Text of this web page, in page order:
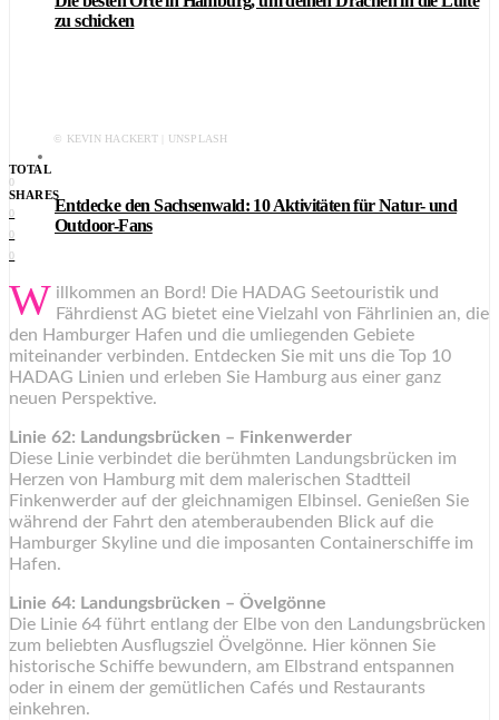
zu schicken
Entdecke den Sachsenwald: 10 Aktivitäten für Natur- und
Outdoor-Fans
© KEVIN HACKERT | UNSPLASH
TOTAL
0
SHARES
0
0
0
W illkommen an Bord! Die HADAG Seetouristik und
Fährdienst AG bietet eine Vielzahl von Fährlinien an, die
den Hamburger Hafen und die umliegenden Gebiete
miteinander verbinden. Entdecken Sie mit uns die Top 10
HADAG Linien und erleben Sie Hamburg aus einer ganz
neuen Perspektive.
Linie 62: Landungsbrücken – Finkenwerder
Diese Linie verbindet die berühmten Landungsbrücken im
Herzen von Hamburg mit dem malerischen Stadtteil
Finkenwerder auf der gleichnamigen Elbinsel. Genießen Sie
während der Fahrt den atemberaubenden Blick auf die
Hamburger Skyline und die imposanten Containerschiffe im
Hafen.
Linie 64: Landungsbrücken – Övelgönne
Die Linie 64 führt entlang der Elbe von den Landungsbrücken
zum beliebten Ausflugsziel Övelgönne. Hier können Sie
historische Schiffe bewundern, am Elbstrand entspannen
oder in einem der gemütlichen Cafés und Restaurants
einkehren.